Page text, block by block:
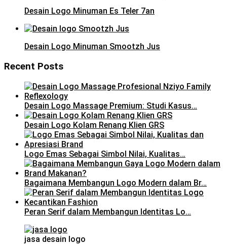
Desain Logo Minuman Es Teler 7an
Desain Logo Minuman Smootzh Jus
Recent Posts
Desain Logo Massage Premium: Studi Kasus…
Desain Logo Kolam Renang Klien GRS
Logo Emas Sebagai Simbol Nilai, Kualitas…
Bagaimana Membangun Logo Modern dalam Br…
Peran Serif dalam Membangun Identitas Lo…
jasa desain logo